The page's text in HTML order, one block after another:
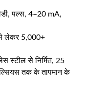
पल्स, 4–20 mA,
लेकर 5,000+
स्टील से निर्मित, 25
तक के तापमान के